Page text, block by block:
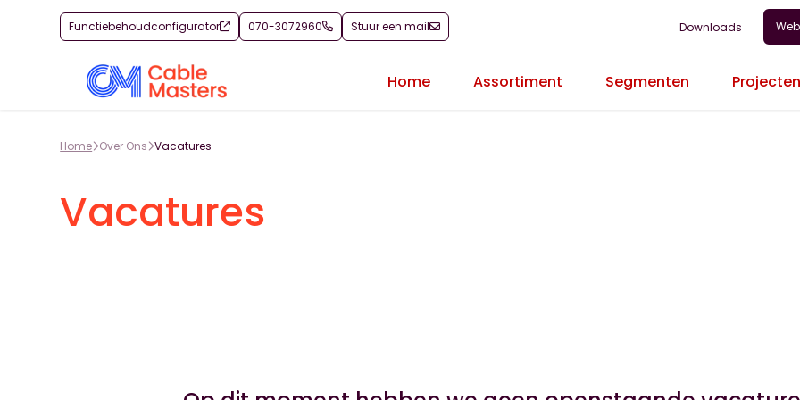
Functiebehoudconfigurator 070-3072960 Stuur een mail Downloads
Home Assortiment Segmenten Projecten
Home Over Ons Vacatures
Vacatures